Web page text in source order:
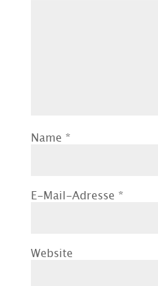
Name *
E-Mail-Adresse *
Website